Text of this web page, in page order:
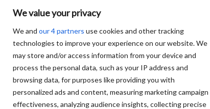
We value your privacy
We and our 4 partners use cookies and other tracking
technologies to improve your experience on our website. We
may store and/or access information from your device and
process the personal data, such as your IP address and
browsing data, for purposes like providing you with
personalized ads and content, measuring marketing campaign
effectiveness, analyzing audience insights, collecting precise
Het wordt een steeds concretere oplossing
op hun energiekosten én hun bedrijfsvoering.